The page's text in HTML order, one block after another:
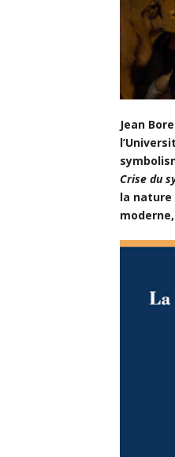
Jean
Crise du
la nature